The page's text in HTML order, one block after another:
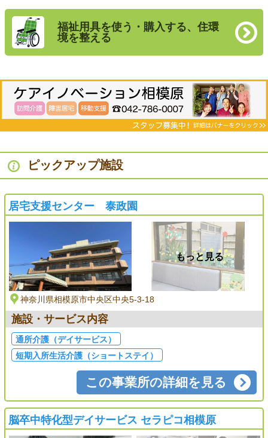
福祉用具を使う・購入する、住環
境を整える
ピックアップ施設
居宅支援センター 泰政園
もっと見る
神奈川県相模原市中央区中央5-3-18
施設・サービス内容
通所介護（デイサービス）
短期入所生活介護（ショートステイ）
この事業所の詳細を見る
脳卒中特化型デイサービス セラピコ相模原